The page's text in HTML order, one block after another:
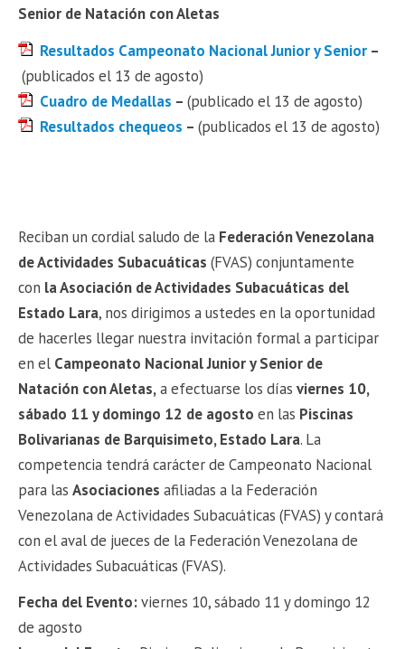
Senior de Natación con Aletas
Resultados Campeonato Nacional Junior y Senior –
(publicados el 13 de agosto)
Cuadro de Medallas –(publicado el 13 de agosto)
Resultados chequeos –(publicados el 13 de agosto)
Reciban un cordial saludo de la Federación Venezolana
de Actividades Subacuáticas(FVAS) conjuntamente
con la Asociación de Actividades Subacuáticas del
Estado Lara, nos dirigimos a ustedes en la oportunidad
de hacerles llegar nuestra invitación formal a participar
en el Campeonato Nacional Junior y Senior de
Natación con Aletas,a efectuarse los días viernes 10,
sábado 11 y domingo 12 de agosto en las Piscinas
Bolivarianas de Barquisimeto, Estado Lara. La
competencia tendrá carácter de Campeonato Nacional
para lasAsociaciones afiliadas a la Federación
Venezolana de Actividades Subacuáticas (FVAS) y contará
con el aval de jueces de la Federación Venezolana de
Actividades Subacuáticas (FVAS).
Fecha del Evento:viernes 10, sábado 11 y domingo 12
de agosto